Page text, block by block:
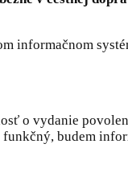
informačnom
o vydanie
budem